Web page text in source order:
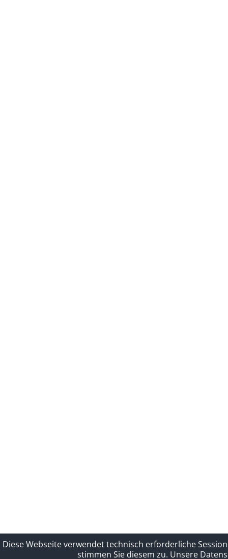
Diese Webseite verwendet technisch erforderliche
stimmen Sie diesem zu. Unsere